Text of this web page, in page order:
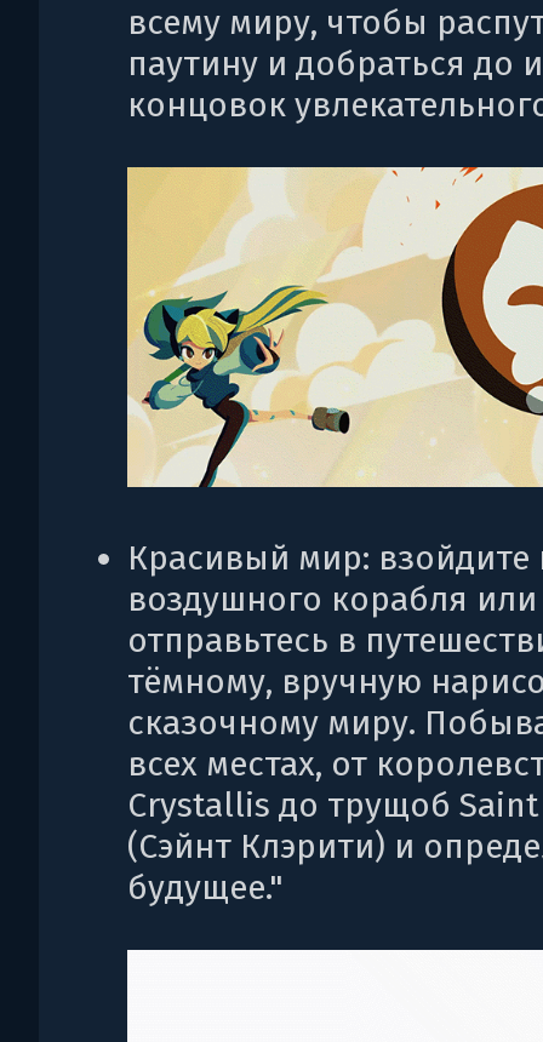
всему миру, чтобы
паутину и добраться до
концовок
Красивый мир: взойдите
воздушного корабля
отправьтесь в
тёмному, вручную
сказочному миру.
всех местах, от
Crystallis до трущоб
(Сэйнт Клэрити) и
будущее."